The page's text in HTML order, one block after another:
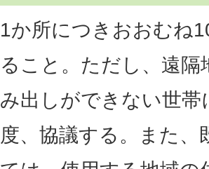
1か所につきおおむね
ること。ただし、遠
み出しができない世
度、協議する。また、